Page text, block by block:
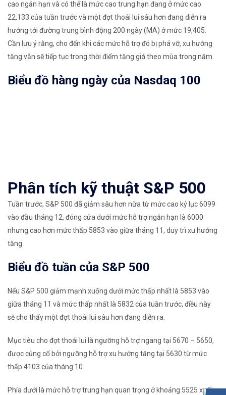
cao ngắn hạn và có thể là mức cao trung hạn đang ở mức cao
22,133 của tuần trước và một đợt thoái lui sâu hơn đang diễn ra
hướng tới đường trung bình động 200 ngày (MA) ở mức 19,405.
Cần lưu ý rằng, cho đến khi các mức hỗ trợ đó bị phá vỡ, xu hướng
tăng vẫn sẽ tiếp tục trong thời điểm tăng giá theo mùa trong năm.
Biểu đồ hàng ngày của Nasdaq 100
Phân tích kỹ thuật S&P 500
Tuần trước, S&P 500 đã giảm sâu hơn nữa từ mức cao kỷ lục 6099
vào đầu tháng 12, đóng cửa dưới mức hỗ trợ ngắn hạn là 6000
nhưng cao hơn mức thấp 5853 vào giữa tháng 11, duy trì xu hướng
tăng.
Biểu đồ tuần của S&P 500
Nếu S&P 500 giảm mạnh xuống dưới mức thấp nhất là 5853 vào
giữa tháng 11 và mức thấp nhất là 5832 của tuần trước, điều này
sẽ cho thấy một đợt thoái lui sâu hơn đang diễn ra.
Mục tiêu cho đợt thoái lui là ngưỡng hỗ trợ ngang tại 5670 – 5650,
được củng cố bởi ngưỡng hỗ trợ xu hướng tăng tại 5630 từ mức
thấp 4103 của tháng 10.
Phía dưới là mức hỗ trợ trung hạn quan trọng ở khoảng 5525 xuất